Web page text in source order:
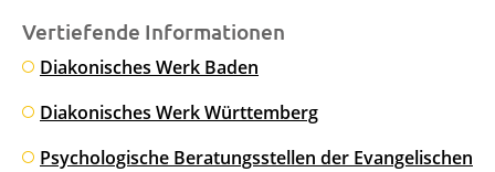
Vertiefende Informationen
Diakonisches Werk Baden
Diakonisches Werk Württemberg
Psychologische Beratungsstellen der Evangelischen